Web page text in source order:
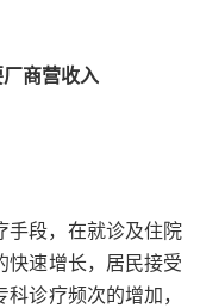
商营收入
手段，在就诊及住院
快速增长，居民接受
诊疗频次的增加，